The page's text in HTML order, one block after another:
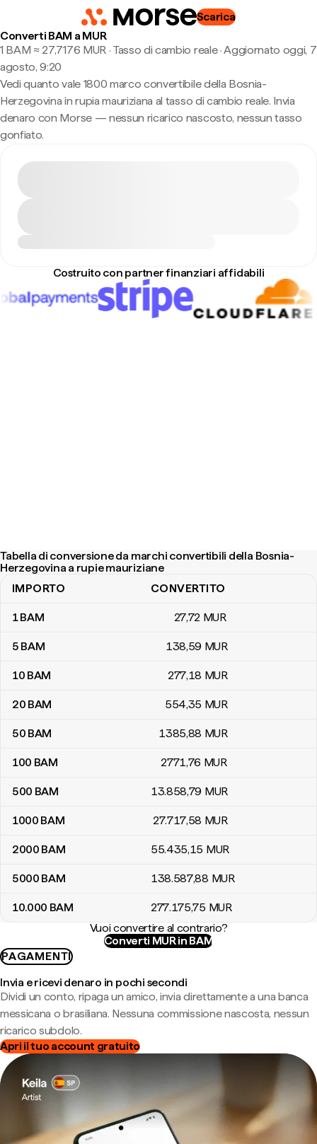
Scarica
Converti BAM a MUR
1 BAM ≈ 27,7176 MUR · Tasso di cambio reale·Aggiornato oggi, 7
agosto, 9:20
Vedi quanto vale 1800 marco convertibile della Bosnia-
Herzegovina in rupia mauriziana al tasso di cambio reale. Invia
denaro con Morse — nessun ricarico nascosto, nessun tasso
gonfiato.
Costruito con partner finanziari affidabili
Tabella di conversione da marchi convertibili della Bosnia-
Herzegovina a rupie mauriziane
Tabella di conversione da marchi convertibili della Bosnia-
IMPORTO CONVERTITO
1BAM 27,72 MUR
5 BAM 138,59 MUR
10 BAM 277,18 MUR
20 BAM 554,35 MUR
50 BAM 1385,88 MUR
100 BAM 2771,76 MUR
500 BAM 13.858,79 MUR
1000 BAM 27.717,58 MUR
2000 BAM 55.435,15 MUR
5000 BAM 138.587,88 MUR
10.000 BAM 277.175,75 MUR
Vuoi convertire al contrario?
Converti MUR in BAM
PAGAMENTI
Invia e ricevi denaro in pochi secondi
Dividi un conto, ripaga un amico, invia direttamente a una banca
messicana o brasiliana. Nessuna commissione nascosta, nessun
ricarico subdolo.
Apri il tuo account gratuito